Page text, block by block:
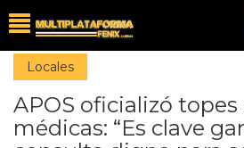
Locales
APOS oficializó
médicas: “Es clave